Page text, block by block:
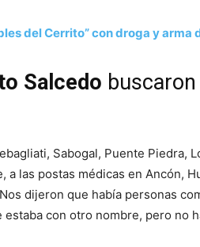
del Cerrito” con droga y arma
Salcedo buscaron
Sabogal, Puente Piedra,
las postas médicas en Ancón,
dijeron que había personas
con otro nombre, pero no